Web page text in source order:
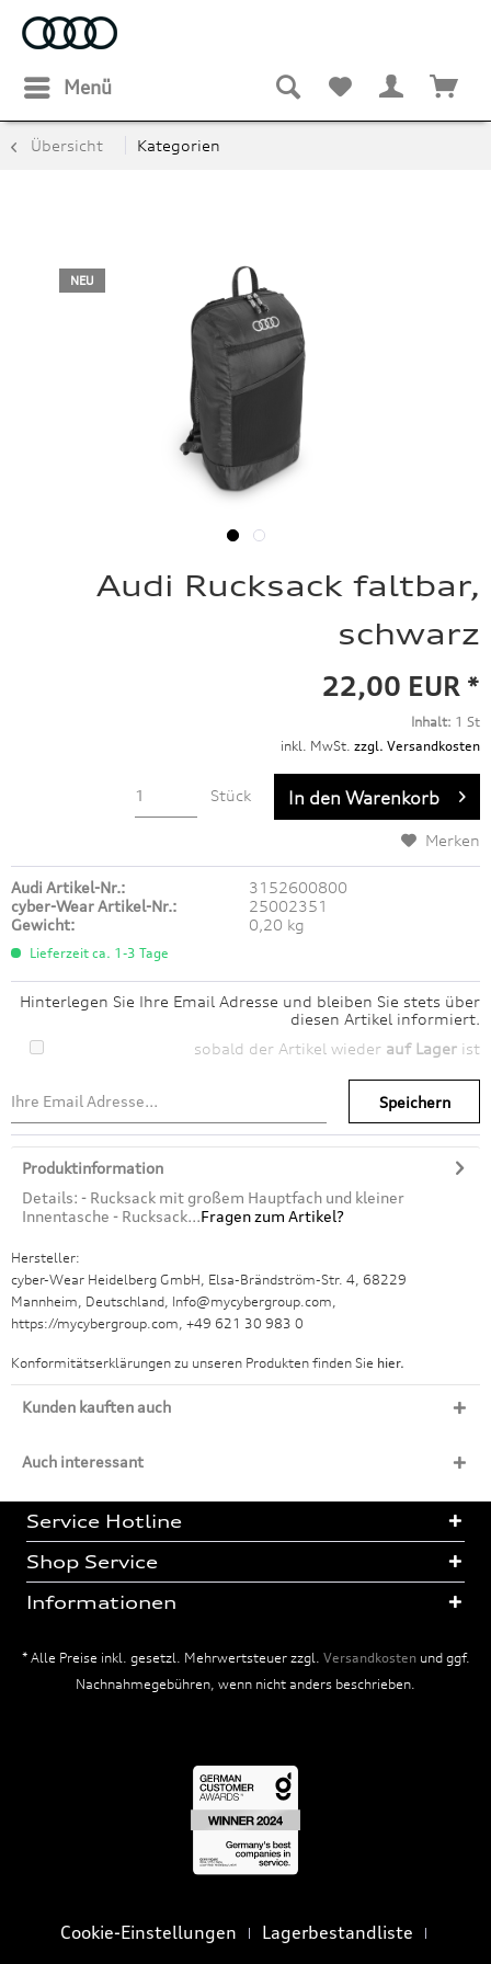
Menü
Übersicht Kategorien
NEU
Audi Rucksack faltbar,
schwarz
22,00 EUR *
Inhalt: 1 St
inkl. MwSt. zzgl. Versandkosten
Stück In den Warenkorb
Merken
Audi Artikel-Nr.:
3152600800
cyber-Wear Artikel-Nr.:
25002351
Gewicht:
0,20 kg
Lieferzeit ca. 1-3 Tage
Hinterlegen Sie Ihre Email Adresse und bleiben Sie stets über
diesen Artikel informiert.
sobald der Artikel wieder auf Lager ist
Speichern
Produktinformation
Details: - Rucksack mit großem Hauptfach und kleiner
Innentasche - Rucksack...Fragen zum Artikel?
Hersteller:
cyber-Wear Heidelberg GmbH, Elsa-Brändström-Str. 4, 68229
Mannheim, Deutschland, Info@mycybergroup.com,
https://mycybergroup.com, +49 621 30 983 0
Konformitätserklärungen zu unseren Produkten finden Sie hier.
Kunden kauften auch
Auch interessant
Service Hotline
Shop Service
Informationen
* Alle Preise inkl. gesetzl. Mehrwertsteuer zzgl. Versandkostenund ggf.
Nachnahmegebühren, wenn nicht anders beschrieben.
Cookie-Einstellungen Lagerbestandliste